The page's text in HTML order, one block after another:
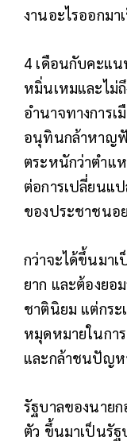
งานอะไรออกม
4 เดือนกับคะแน
หมิ่นเหมและไม่ถึ
อำนาจทางการเ
อนุทินกล้าหาญ
ตระหนักว่าตำแ
ต่อการเปลี่ยนแ
ของประชาชนอย่
กว่าจะได้ขึ้นมา
ยาก และต้องยอ
ชาตินิยม แต่กระ
หมุดหมายในกา
และกล้าชนปัญห
รัฐบาลของนาย
ตัว ขึ้นมาเป็นรั